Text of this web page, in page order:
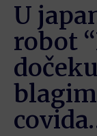
U
robot